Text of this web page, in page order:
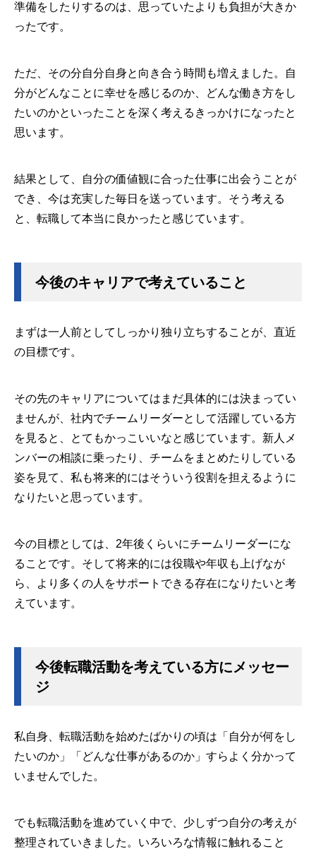
準備をしたりするのは、思っていたよりも負担が大きか
ったです。
ただ、その分自分自身と向き合う時間も増えました。自
分がどんなことに幸せを感じるのか、どんな働き方をし
たいのかといったことを深く考えるきっかけになったと
思います。
結果として、自分の価値観に合った仕事に出会うことが
でき、今は充実した毎日を送っています。そう考える
と、転職して本当に良かったと感じています。
今後のキャリアで考えていること
まずは一人前としてしっかり独り立ちすることが、直近
の目標です。
その先のキャリアについてはまだ具体的には決まってい
ませんが、社内でチームリーダーとして活躍している方
を見ると、とてもかっこいいなと感じています。新人メ
ンバーの相談に乗ったり、チームをまとめたりしている
姿を見て、私も将来的にはそういう役割を担えるように
なりたいと思っています。
今の目標としては、2年後くらいにチームリーダーにな
ることです。そして将来的には役職や年収も上げなが
ら、より多くの人をサポートできる存在になりたいと考
えています。
今後転職活動を考えている方にメッセー
ジ
私自身、転職活動を始めたばかりの頃は「自分が何をし
たいのか」「どんな仕事があるのか」すらよく分かって
いませんでした。
でも転職活動を進めていく中で、少しずつ自分の考えが
整理されていきました。いろいろな情報に触れること